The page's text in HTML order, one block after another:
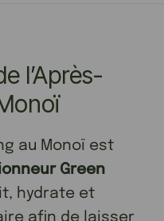
l’Après-
au Monoï est
Green
hydrate et
afin de laisser